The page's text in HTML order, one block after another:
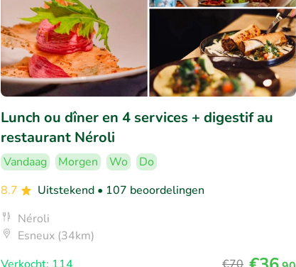
Lunch ou dîner en 4 services + digestif au
restaurant Néroli
Vandaag Morgen Wo
Do
8.7
Uitstekend • 107 beoordelingen
Néroli
Esneux (34km)